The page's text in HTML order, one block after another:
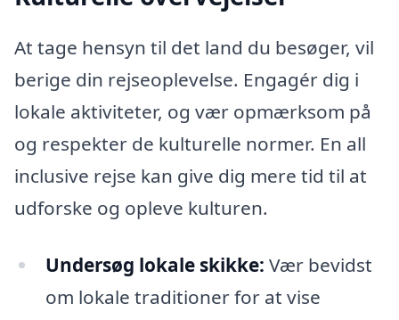
At tage hensyn til det land du besøger, vil
berige din rejseoplevelse. Engagér dig i
lokale aktiviteter, og vær opmærksom på
og respekter de kulturelle normer. En all
inclusive rejse kan give dig mere tid til at
udforske og opleve kulturen.
Undersøg lokale skikke: Vær bevidst
om lokale traditioner for at vise